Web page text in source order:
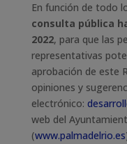
En función de todo
consulta pública
2022, para que las
representativas
aprobación de este
opiniones y
electrónico:
web del
(www.palmadelrio.es